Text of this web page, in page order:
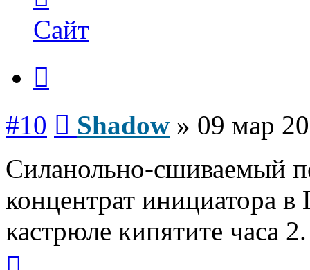
пользователя
Shadow
Сайт
#10 Shadow » 09 мар
Силанольно-сшиваемый
концентрат инициатора
кастрюле кипятите часа